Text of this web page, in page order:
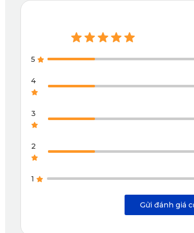
Thảm sàn ô tô 360 Lexus NX200t được chế tạo
môi trường và đảm bảo an toàn cho sức khỏe
5
4
3
2
1
Gửi đánh giá